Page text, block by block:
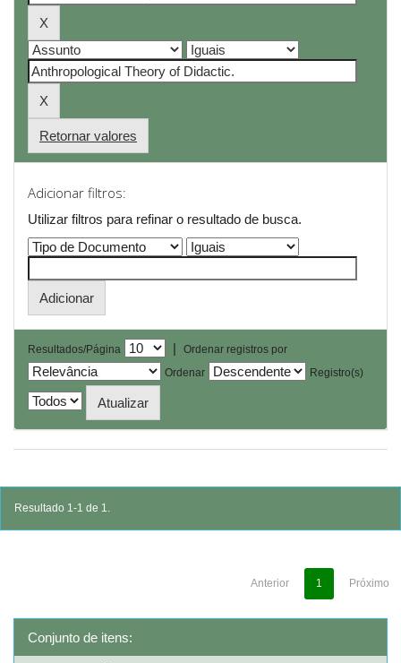
Retornar valores
Adicionar filtros:
Utilizar filtros para refinar o resultado de busca.
Resultados/Página |
Ordenar registros por
Ordenar
Registro(s)
Resultado 1-1 de 1.
Anterior 1 Próximo
Conjunto de itens: